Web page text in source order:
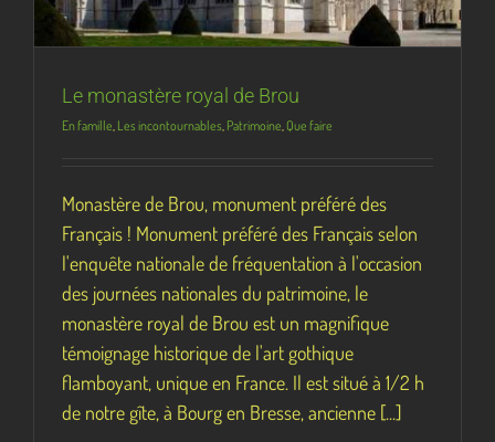
Le monastère royal de Brou
En famille Les incontournables Patrimoine Que faire
Monastère de Brou, monument préféré des
Français ! Monument préféré des Français selon
l'enquête nationale de fréquentation à l'occasion
des journées nationales du patrimoine, le
monastère royal de Brou est un magnifique
témoignage historique de l'art gothique
flamboyant, unique en France. Il est situé à 1/2 h
de notre gîte, à Bourg en Bresse, ancienne [...]